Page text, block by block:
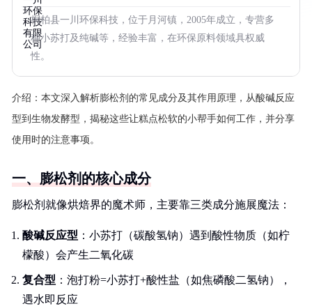
桐柏县一川环保科技，位于月河镇，2005年成立，专营多
种小苏打及纯碱等，经验丰富，在环保原料领域具权威
性。
介绍： 本文深入解析膨松剂的常见成分及其作用原理，从酸碱反应
型到生物发酵型，揭秘这些让糕点松软的小帮手如何工作，并分享
使用时的注意事项。
一、膨松剂的核心成分
膨松剂就像烘焙界的魔术师，主要靠三类成分施展魔法：
酸碱反应型 ：小苏打（碳酸氢钠）遇到酸性物质（如柠
檬酸）会产生二氧化碳
复合型 ：泡打粉=小苏打+酸性盐（如焦磷酸二氢钠），
遇水即反应